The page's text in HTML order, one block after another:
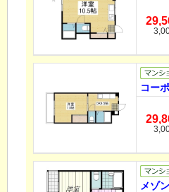
コー
メゾ